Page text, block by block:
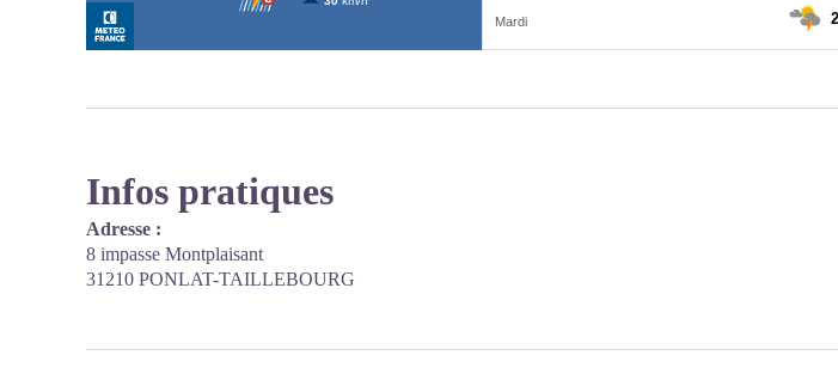
Infos pratiques
Adresse :
8 impasse Montplaisant
31210 PONLAT-TAILLEBOURG